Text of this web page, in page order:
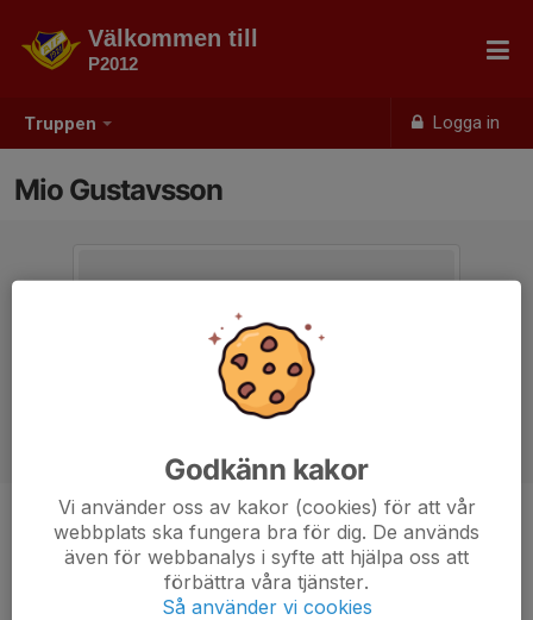
Truppen Logga in
Välkommen till
P2012
Mio Gustavsson
Ålder 13 år
Godkänn kakor
Vi använder oss av kakor (cookies) för att vår
webbplats ska fungera bra för dig. De används
även för webbanalys i syfte att hjälpa oss att
förbättra våra tjänster.
Så använder vi cookies